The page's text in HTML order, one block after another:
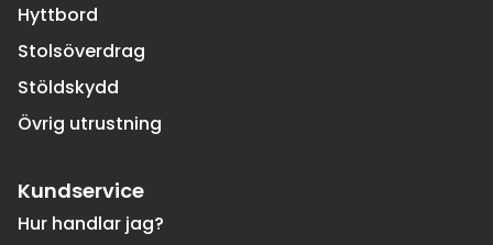
Hyttbord
Stolsöverdrag
Stöldskydd
Övrig utrustning
Kundservice
Hur handlar jag?